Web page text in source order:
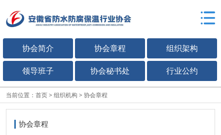
协会简介 协会章程 组织架构
领导班子 协会秘书处 行业公约
当前位置： 首页> 组织机构 > 协会章程
协会章程